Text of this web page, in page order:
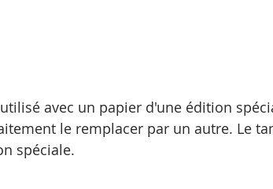
avec un papier d'une édition
le remplacer par un autre. Le
spéciale.